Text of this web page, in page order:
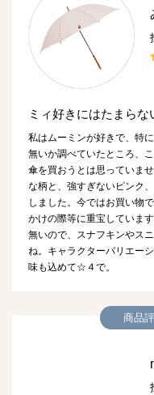
ミィ好きにはたまら
私はムーミンが好きで、特
無いか調べていたところ、
傘を買おうとは思っていま
な柄と、強すぎないピンク
しました。今ではお買い物
かけの際等に重宝していま
無いので、スナフキンやス
ね。キャラクターバリエー
味も込めて☆４で。
商品